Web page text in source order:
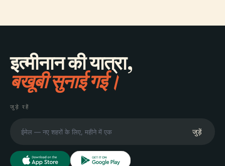
इत्मीनान की यात्रा,
बखूबी सुनाई गई।
जुड़े रहें
जुड़ें